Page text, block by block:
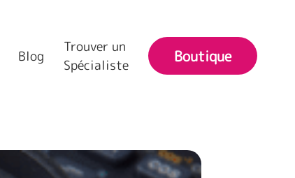
Blog
Trouver un
Spécialiste
Boutique